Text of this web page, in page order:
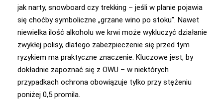
jak narty, snowboard czy trekking – jeśli w planie pojawia
się choćby symboliczne „grzane wino po stoku”. Nawet
niewielka ilość alkoholu we krwi może wykluczyć działanie
zwykłej polisy, dlatego zabezpieczenie się przed tym
ryzykiem ma praktyczne znaczenie. Kluczowe jest, by
dokładnie zapoznać się z OWU – w niektórych
przypadkach ochrona obowiązuje tylko przy stężeniu
poniżej 0,5 promila.